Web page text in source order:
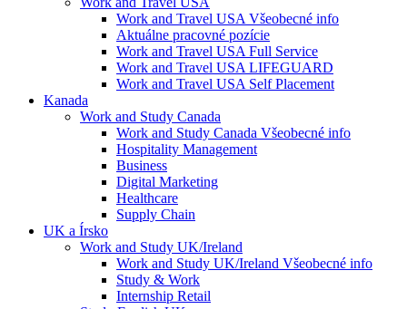
Work and Travel USA Všeobecné info
Aktuálne pracovné pozície
Work and Travel USA Full Service
Work and Travel USA LIFEGUARD
Work and Travel USA Self Placement
Kanada
Work and Study Canada
Work and Study Canada Všeobecné info
Hospitality Management
Business
Digital Marketing
Healthcare
Supply Chain
UK a Írsko
Work and Study UK/Ireland
Work and Study UK/Ireland Všeobecné info
Study & Work
Internship Retail